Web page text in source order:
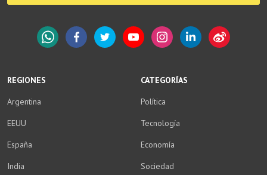
REGIONES
Argentina
EEUU
España
India
CATEGORÍAS
Política
Tecnología
Economía
Sociedad